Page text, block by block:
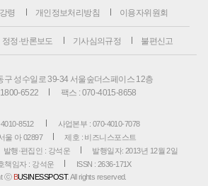
령 개인정보처리방침 이용자위원회
정정·반론보도 기사심의규정 불편신고
구 성수일로 39-34 서울숲더스페이스 12층
6522
팩스 : 070-4015-8658
8512
사업본부 : 070-4010-7078
울 아 02897
제호 : 비즈니스포스트
발행·편집인 : 강석운
발행일자: 2013년 12월 2일
책임자 : 강석운
ISSN : 2636-171X
ⓒ BUSINESSPOST. All rights reserved.